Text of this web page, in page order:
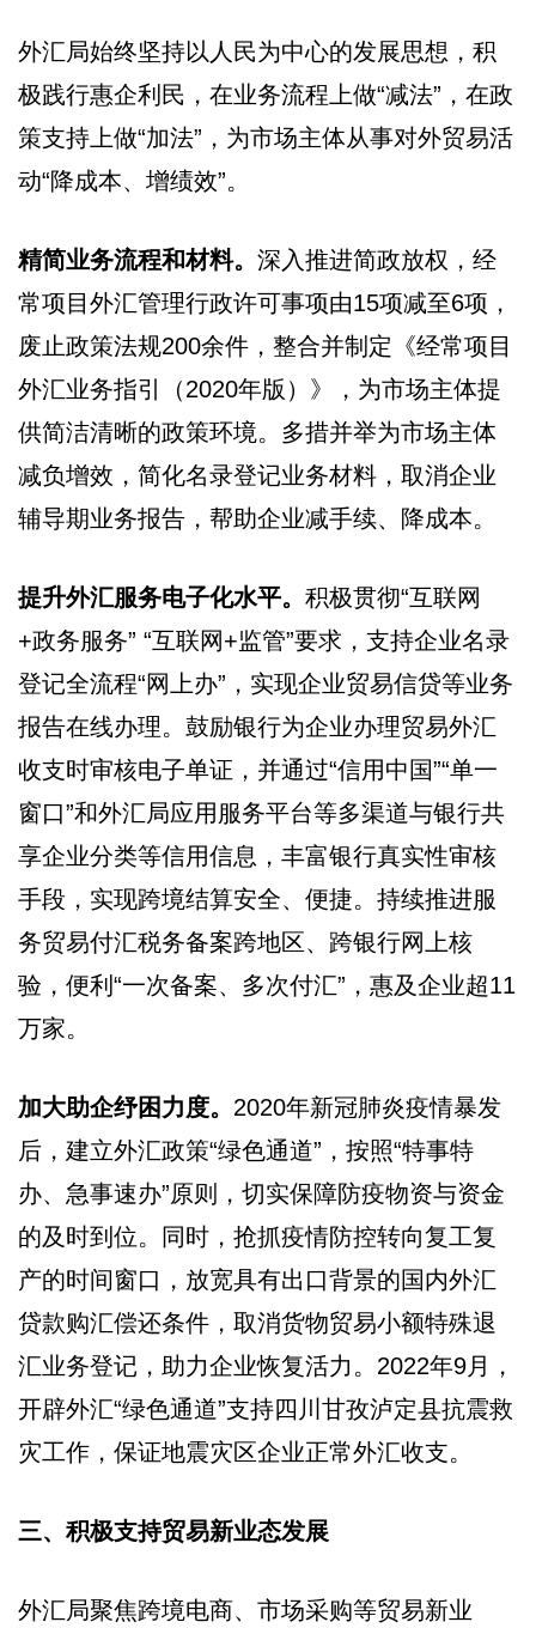
外汇局始终坚持以人民为中心的发展思想，积
极践行惠企利民，在业务流程上做“减法”，在政
策支持上做“加法”，为市场主体从事对外贸易活
动“降成本、增绩效”。
精简业务流程和材料。 深入推进简政放权，经
常项目外汇管理行政许可事项由15项减至6项，
废止政策法规200余件，整合并制定《经常项目
外汇业务指引（2020年版）》，为市场主体提
供简洁清晰的政策环境。多措并举为市场主体
减负增效，简化名录登记业务材料，取消企业
辅导期业务报告，帮助企业减手续、降成本。
提升外汇服务电子化水平。 积极贯彻“互联网
+政务服务” “互联网+监管”要求，支持企业名录
登记全流程“网上办”，实现企业贸易信贷等业务
报告在线办理。鼓励银行为企业办理贸易外汇
收支时审核电子单证，并通过“信用中国”“单一
窗口”和外汇局应用服务平台等多渠道与银行共
享企业分类等信用信息，丰富银行真实性审核
手段，实现跨境结算安全、便捷。持续推进服
务贸易付汇税务备案跨地区、跨银行网上核
验，便利“一次备案、多次付汇”，惠及企业超11
万家。
加大助企纾困力度。 2020年新冠肺炎疫情暴发
后，建立外汇政策“绿色通道”，按照“特事特
办、急事速办”原则，切实保障防疫物资与资金
的及时到位。同时，抢抓疫情防控转向复工复
产的时间窗口，放宽具有出口背景的国内外汇
贷款购汇偿还条件，取消货物贸易小额特殊退
汇业务登记，助力企业恢复活力。2022年9月，
开辟外汇“绿色通道”支持四川甘孜泸定县抗震救
灾工作，保证地震灾区企业正常外汇收支。
三、积极支持贸易新业态发展
外汇局聚焦跨境电商、市场采购等贸易新业